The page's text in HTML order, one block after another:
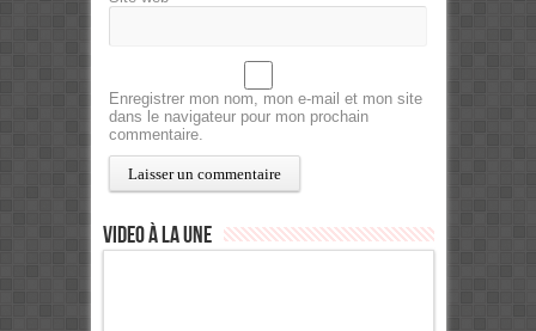
Enregistrer mon nom, mon e-mail et mon site
dans le navigateur pour mon prochain
commentaire.
Video à la Une